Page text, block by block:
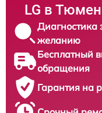
LG в
Диагностика
желанию
Бесплатный
обращения
Гарантия на